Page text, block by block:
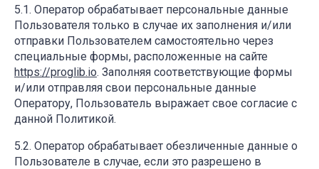
Оператор обрабатывает персональные данные
Пользователя только в случае их заполнения и/или
отправки Пользователем самостоятельно через
специальные формы, расположенные на сайте
https://proglib.io. Заполняя соответствующие формы
и/или отправляя свои персональные данные
Оператору, Пользователь выражает свое согласие с
данной Политикой.
Оператор обрабатывает обезличенные данные о
Пользователе в случае, если это разрешено в